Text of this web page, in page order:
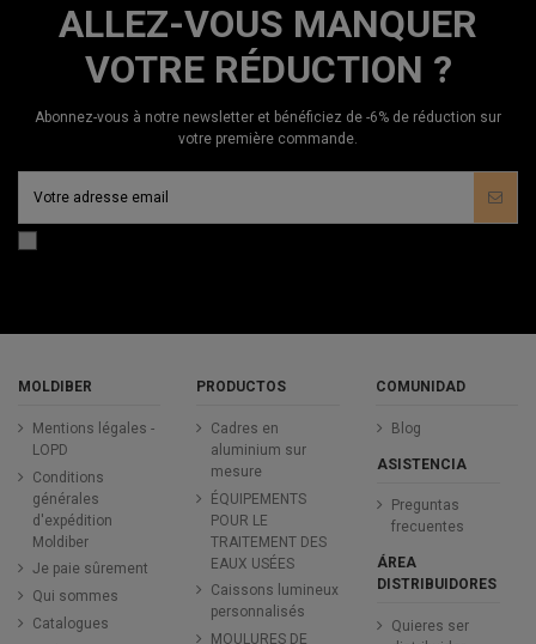
ALLEZ-VOUS MANQUER
VOTRE RÉDUCTION ?
Abonnez-vous à notre newsletter et bénéficiez de -6% de réduction sur
votre première commande.
MOLDIBER
Mentions légales -
LOPD
Conditions
générales
d'expédition
Moldiber
Je paie sûrement
Qui sommes
Catalogues
PRODUCTOS
Cadres en
aluminium sur
mesure
ÉQUIPEMENTS
POUR LE
TRAITEMENT DES
EAUX USÉES
Caissons lumineux
personnalisés
MOULURES DE
COMUNIDAD
Blog
ASISTENCIA
Preguntas
frecuentes
ÁREA
DISTRIBUIDORES
Quieres ser